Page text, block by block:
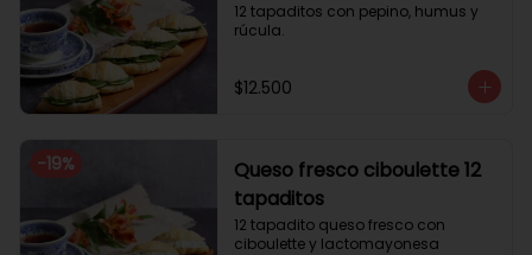
12 tapaditos con pepino, humus y
rúcula.
$12.500
-19%
Queso fresco ciboulette 12
tapaditos
12 tapadito queso fresco con
ciboulette y lactomayonesa